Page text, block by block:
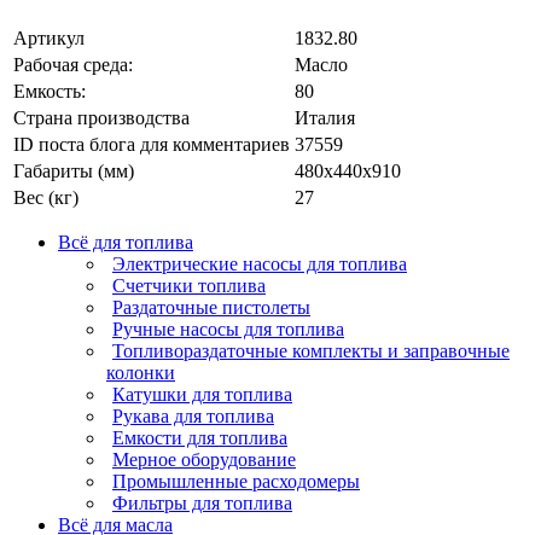
Артикул
1832.80
Рабочая среда:
Масло
Емкость:
80
Страна производства
Италия
ID поста блога для комментариев 37559
Габариты (мм)
480x440x910
Вес (кг)
27
Всё для топлива
Электрические насосы для топлива
Счетчики топлива
Раздаточные пистолеты
Ручные насосы для топлива
Топливораздаточные комплекты и заправочные
колонки
Катушки для топлива
Рукава для топлива
Емкости для топлива
Мерное оборудование
Промышленные расходомеры
Фильтры для топлива
Всё для масла